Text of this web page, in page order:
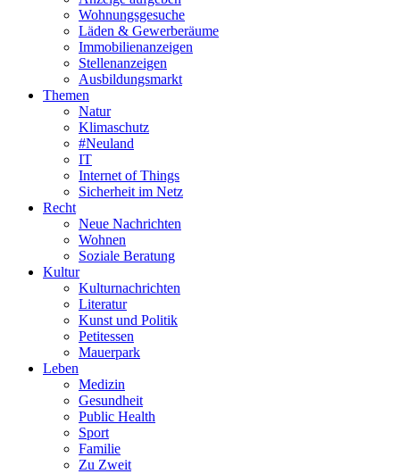
Wohnungsgesuche
Läden & Gewerberäume
Immobilienanzeigen
Stellenanzeigen
Ausbildungsmarkt
Themen
Natur
Klimaschutz
#Neuland
IT
Internet of Things
Sicherheit im Netz
Recht
Neue Nachrichten
Wohnen
Soziale Beratung
Kultur
Kulturnachrichten
Literatur
Kunst und Politik
Petitessen
Mauerpark
Leben
Medizin
Gesundheit
Public Health
Sport
Familie
Zu Zweit